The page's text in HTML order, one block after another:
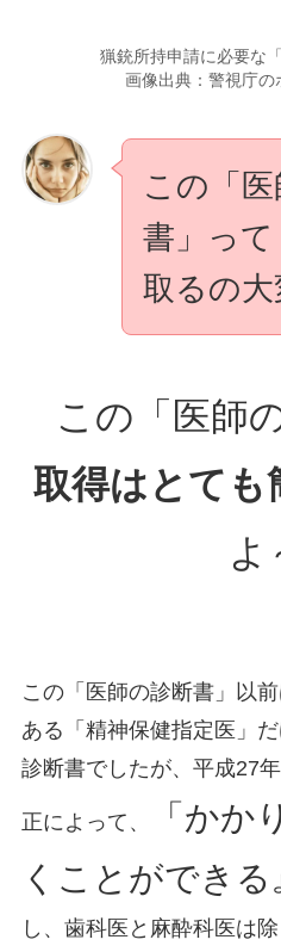
猟銃所持申請に必要な
画像出典：警視庁の
この「
書」って
取るの
この「医師
取得はとても
よ
この「医師の診断書」以
ある「精神保健指定医」
診断書でしたが、平成27
正によって、
「かか
くことができる
し、歯科医と麻酔科医